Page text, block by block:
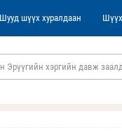
Шууд шүүх хуралдаан
Эрүүгийн хэргийн давж